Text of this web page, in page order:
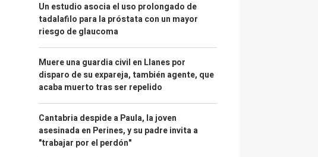
Un estudio asocia el uso prolongado de
tadalafilo para la próstata con un mayor
riesgo de glaucoma
Muere una guardia civil en Llanes por
disparo de su expareja, también agente, que
acaba muerto tras ser repelido
Cantabria despide a Paula, la joven
asesinada en Perines, y su padre invita a
"trabajar por el perdón"